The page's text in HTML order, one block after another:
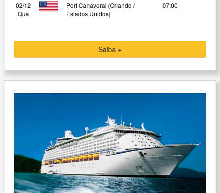
02/12
Qua
Port Canaveral (Orlando /
Estados Unidos)
07:00
Saiba +